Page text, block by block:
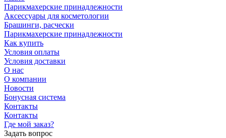
Парикмахерские принадлежности
Аксессуары для косметологии
Брашинги, расчески
Парикмахерские принадлежности
Как купить
Условия оплаты
Условия доставки
О нас
О компании
Новости
Бонусная система
Контакты
Контакты
Где мой заказ?
Задать вопрос